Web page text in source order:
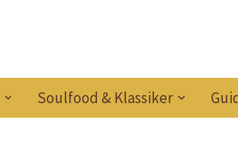
Soulfood & Klassiker